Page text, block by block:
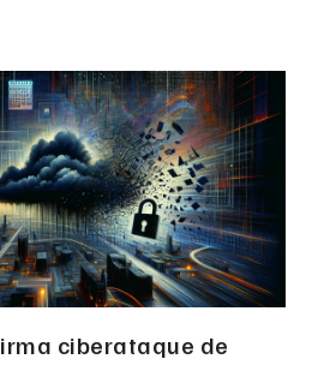
ciberataque de